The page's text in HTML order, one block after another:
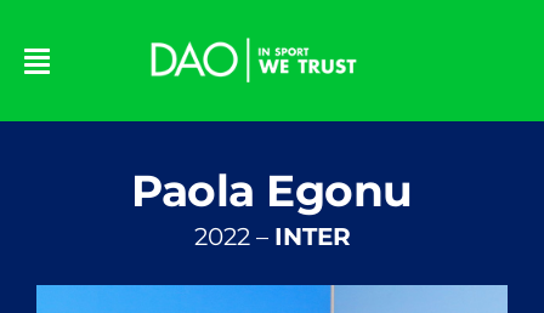
content
Paola Egonu
2022 – INTER